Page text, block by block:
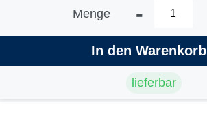
Menge -
In den Warenkorb
lieferbar